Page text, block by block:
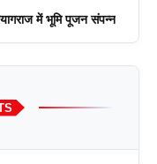
में भूमि पूजन संपन्न